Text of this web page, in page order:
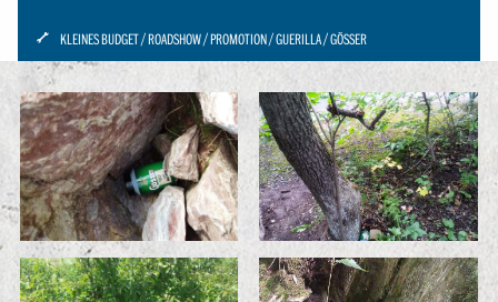
ICON:
SCHRAUBENSCHLUESSEL-
SMALL
KLEINES BUDGET ROADSHOW PROMOTION GUERILLA GÖSSER